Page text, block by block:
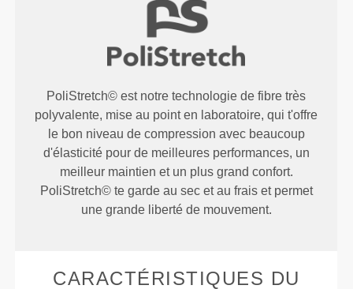
PoliStretch© est notre technologie de fibre très
polyvalente, mise au point en laboratoire, qui t'offre
le bon niveau de compression avec beaucoup
d'élasticité pour de meilleures performances, un
meilleur maintien et un plus grand confort.
PoliStretch© te garde au sec et au frais et permet
une grande liberté de mouvement.
CARACTÉRISTIQUES DU